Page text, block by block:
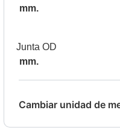
mm.
Junta OD
mm.
Cambiar unidad de